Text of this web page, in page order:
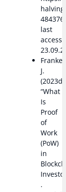
last
J.
(2023d)
“What
Is
Proof
of
Work
(PoW)
in
.